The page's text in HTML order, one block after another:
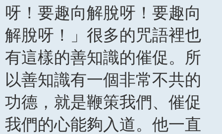
呀！要趣向解脫呀！要趣向
解脫呀！」很多的咒語裡也
有這樣的善知識的催促。所
以善知識有一個非常不共的
功德，就是鞭策我們、催促
我們的心能夠入道。他一直